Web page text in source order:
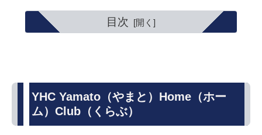
目次
YHC Yamato（やまと）Home（ホー
ム）Club（くらぶ）